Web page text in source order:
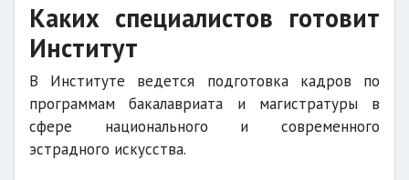
Каких специалистов готовит
Институт
В Институте ведется подготовка кадров по
программам бакалавриата и магистратуры в
сфере национального и современного
эстрадного искусства.